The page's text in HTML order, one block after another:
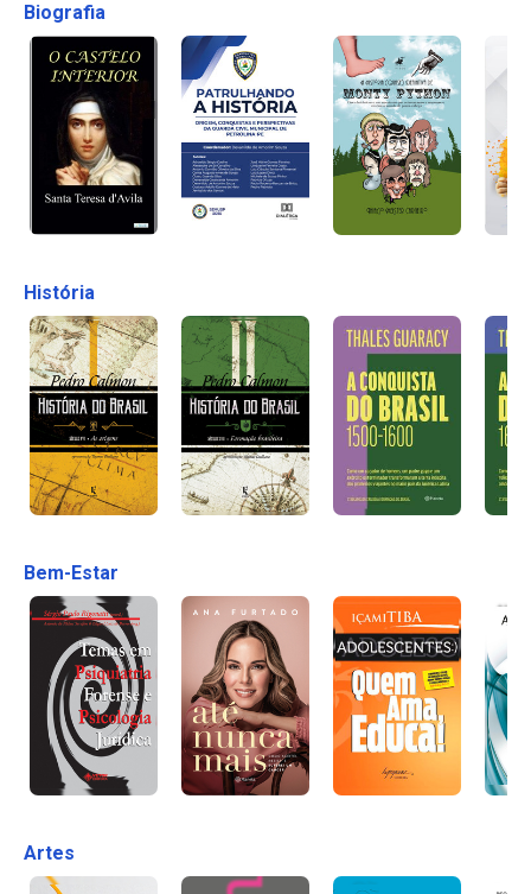
Biografia
História
Bem-Estar
Artes